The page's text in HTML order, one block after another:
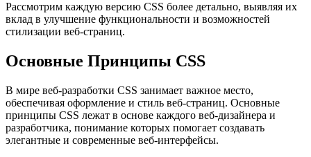
Рассмотрим каждую версию CSS более детально, выявляя их
вклад в улучшение функциональности и возможностей
стилизации веб-страниц.
Основные Принципы CSS
В мире веб-разработки CSS занимает важное место,
обеспечивая оформление и стиль веб-страниц. Основные
принципы CSS лежат в основе каждого веб-дизайнера и
разработчика, понимание которых помогает создавать
элегантные и современные веб-интерфейсы.